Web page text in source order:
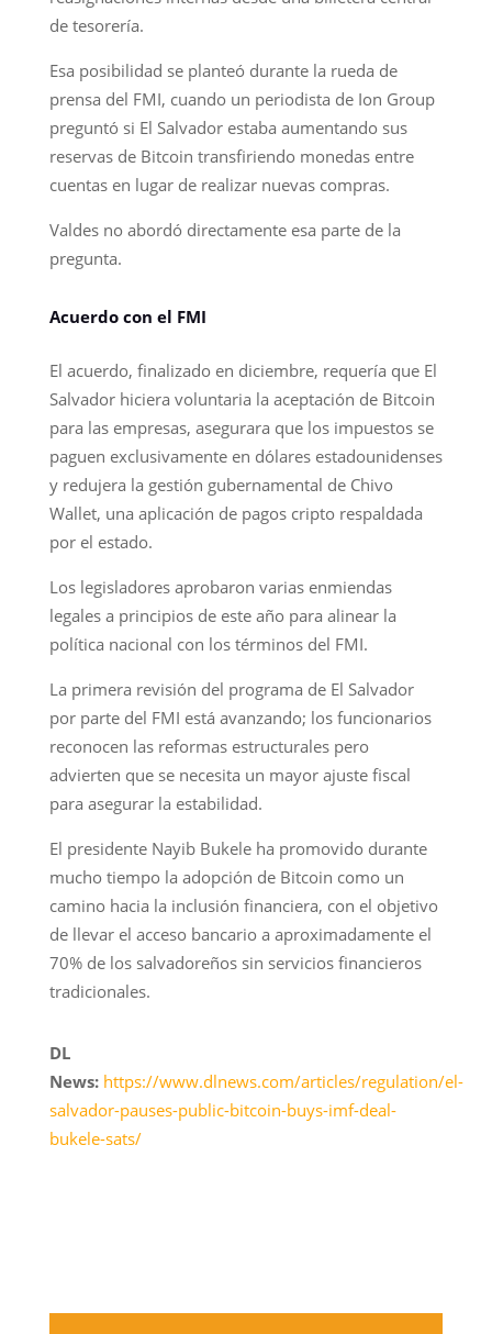
de tesorería.
Esa posibilidad se planteó durante la rueda de
prensa del FMI, cuando un periodista de Ion Group
preguntó si El Salvador estaba aumentando sus
reservas de Bitcoin transfiriendo monedas entre
cuentas en lugar de realizar nuevas compras.
Valdes no abordó directamente esa parte de la
pregunta.
Acuerdo con el FMI
El acuerdo, finalizado en diciembre, requería que El
Salvador hiciera voluntaria la aceptación de Bitcoin
para las empresas, asegurara que los impuestos se
paguen exclusivamente en dólares estadounidenses
y redujera la gestión gubernamental de Chivo
Wallet, una aplicación de pagos cripto respaldada
por el estado.
Los legisladores aprobaron varias enmiendas
legales a principios de este año para alinear la
política nacional con los términos del FMI.
La primera revisión del programa de El Salvador
por parte del FMI está avanzando; los funcionarios
reconocen las reformas estructurales pero
advierten que se necesita un mayor ajuste fiscal
para asegurar la estabilidad.
El presidente Nayib Bukele ha promovido durante
mucho tiempo la adopción de Bitcoin como un
camino hacia la inclusión financiera, con el objetivo
de llevar el acceso bancario a aproximadamente el
70% de los salvadoreños sin servicios financieros
tradicionales.
DL
News: https://www.dlnews.com/articles/regulation/el-
salvador-pauses-public-bitcoin-buys-imf-deal-
bukele-sats/